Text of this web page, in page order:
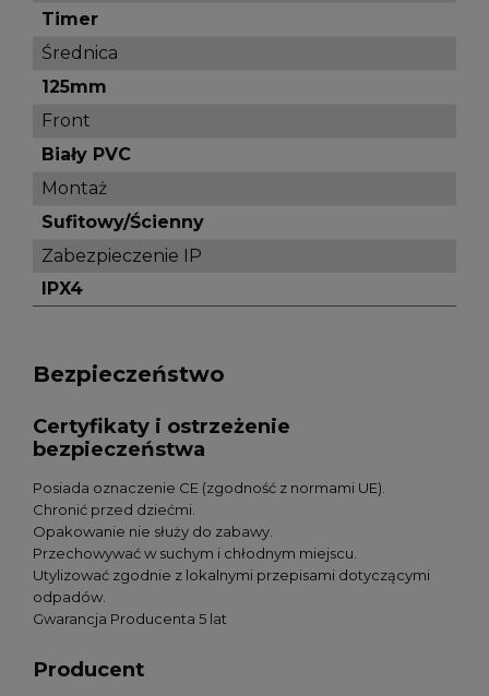
Timer
Średnica
125mm
Front
Biały PVC
Montaż
Sufitowy/Ścienny
Zabezpieczenie IP
IPX4
Bezpieczeństwo
Certyfikaty i ostrzeżenie
bezpieczeństwa
Posiada oznaczenie CE (zgodność z normami UE).
Chronić przed dziećmi.
Opakowanie nie służy do zabawy.
Przechowywać w suchym i chłodnym miejscu.
Utylizować zgodnie z lokalnymi przepisami dotyczącymi
odpadów.
Gwarancja Producenta 5 lat
Producent